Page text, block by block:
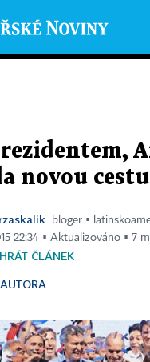
novou cestu
bloger ▪
22:34 ▪ Aktualizováno ▪ 7
ČLÁNEK